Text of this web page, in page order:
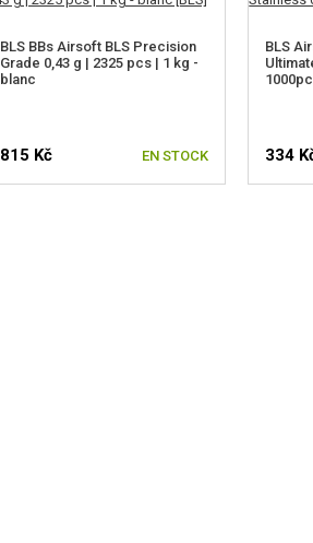
BLS BBs Airsoft BLS Precision
Grade 0,43 g | 2325 pcs | 1 kg -
blanc
815 Kč EN STOCK
BLS
334